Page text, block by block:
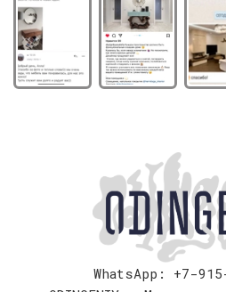
WhatsApp: +7-